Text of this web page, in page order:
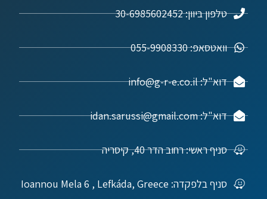
טלפון ביוון: 30-6985602452
וואטסאפ: 055-9908330
דוא"ל: info@g-r-e.co.il
דוא"ל: idan.sarussi@gmail.com
סניף ראשי: רחוב הדר 40, קיסריה
סניף בלפקדה: Ioannou Mela 6 , Lefkáda, Greece